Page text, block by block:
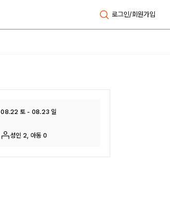
로그인/회원가입
08.22 토 - 08.23 일
성인 2, 아동 0